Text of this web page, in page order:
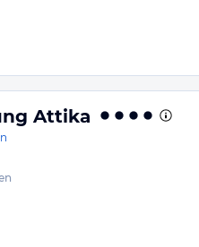
Attika